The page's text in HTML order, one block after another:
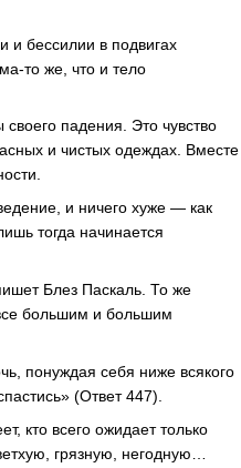
бессилии в подвигах
то же, что и тело
падения. Это чувство
и чистых одеждах. Вместе
и ничего хуже — как
тогда начинается
Блез Паскаль. То же
большим и большим
понуждая себя ниже всякого
(Ответ 447).
кто всего ожидает только
грязную, негодную…